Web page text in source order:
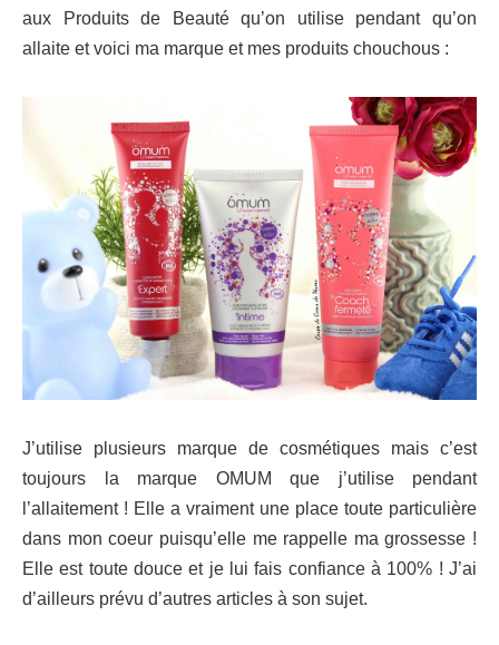
aux Produits de Beauté qu’on utilise pendant qu’on
allaite et voici ma marque et mes produits chouchous :
J’utilise plusieurs marque de cosmétiques mais c’est
toujours la marque OMUM que j’utilise pendant
l’allaitement ! Elle a vraiment une place toute particulière
dans mon coeur puisqu’elle me rappelle ma grossesse !
Elle est toute douce et je lui fais confiance à 100% ! J’ai
d’ailleurs prévu d’autres articles à son sujet.